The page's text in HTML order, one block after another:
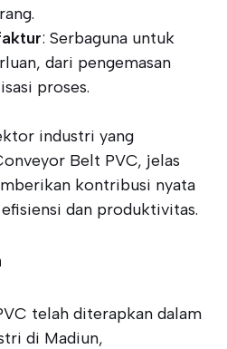
: Serbaguna untuk
dari pengemasan
proses.
industri yang
Belt PVC, jelas
kontribusi nyata
dan produktivitas.
telah diterapkan dalam
di Madiun,